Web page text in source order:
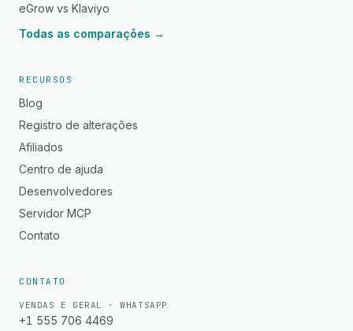
eGrow vs Klaviyo
Todas as comparações →
RECURSOS
Blog
Registro de alterações
Afiliados
Centro de ajuda
Desenvolvedores
Servidor MCP
Contato
CONTATO
VENDAS E GERAL · WHATSAPP
+1 555 706 4469